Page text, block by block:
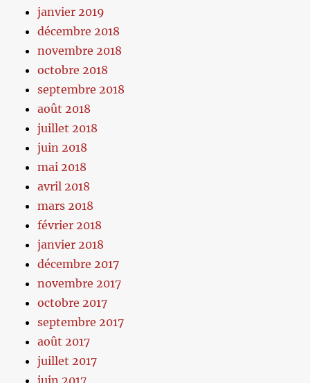
janvier 2019
décembre 2018
novembre 2018
octobre 2018
septembre 2018
août 2018
juillet 2018
juin 2018
mai 2018
avril 2018
mars 2018
février 2018
janvier 2018
décembre 2017
novembre 2017
octobre 2017
septembre 2017
août 2017
juillet 2017
juin 2017